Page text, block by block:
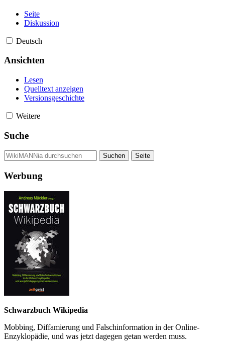
Seite
Diskussion
Deutsch
Ansichten
Lesen
Quelltext anzeigen
Versionsgeschichte
Weitere
Suche
Werbung
Schwarzbuch Wikipedia
Mobbing, Diffamierung und Falsch­information in der Online-
Enzyklo­pädie, und was jetzt da­gegen getan werden muss.